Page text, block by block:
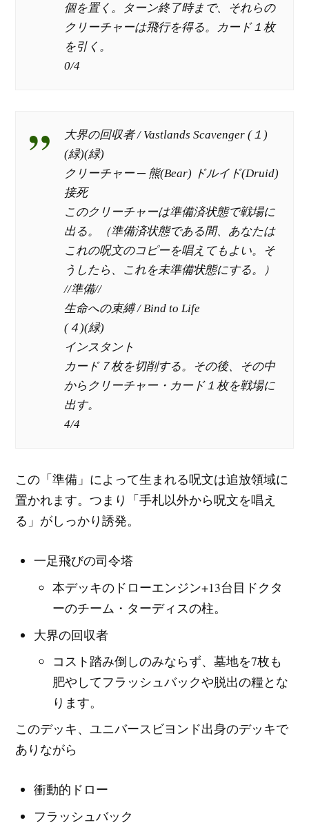
個を置く。ターン終了時まで、それらの
クリーチャーは飛行を得る。カード１枚
を引く。
0/4
大界の回収者 / Vastlands Scavenger (１)
(緑)(緑)
クリーチャー ─ 熊(Bear) ドルイド(Druid)
接死
このクリーチャーは準備済状態で戦場に
出る。（準備済状態である間、あなたは
これの呪文のコピーを唱えてもよい。そ
うしたら、これを未準備状態にする。）
//準備//
生命への束縛 / Bind to Life
(４)(緑)
インスタント
カード７枚を切削する。その後、その中
からクリーチャー・カード１枚を戦場に
出す。
4/4
この「準備」によって生まれる呪文は追放領域に
置かれます。つまり「手札以外から呪文を唱え
る」がしっかり誘発。
一足飛びの司令塔
本デッキのドローエンジン+13台目ドクタ
ーのチーム・ターディスの柱。
大界の回収者
コスト踏み倒しのみならず、墓地を7枚も
肥やしてフラッシュバックや脱出の糧とな
ります。
このデッキ、ユニバースビヨンド出身のデッキで
ありながら
衝動的ドロー
フラッシュバック